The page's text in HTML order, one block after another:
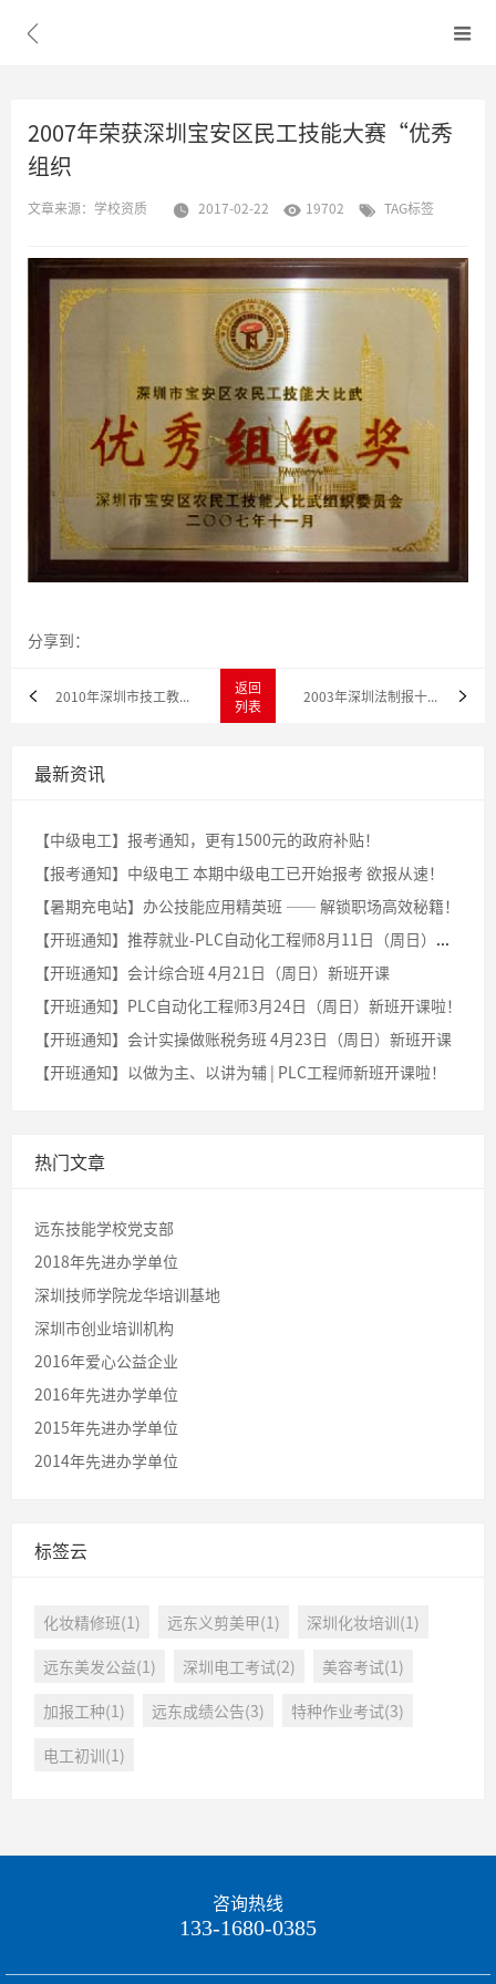
 
2007年荣获深圳宝安区民工技能大赛“优秀
组织
文章来源： 学校资质  2017-02-22  19702  TAG标签
分享到：
2010年深圳市技工教育培训系统先进单位
返回
列表
2003年深圳法制报十大知名教育品牌
最新资讯
【中级电工】报考通知，更有1500元的政府补贴！
【报考通知】中级电工 本期中级电工已开始报考 欲报从速！
【暑期充电站】办公技能应用精英班 —— 解锁职场高效秘籍！
【开班通知】推荐就业-PLC自动化工程师8月11日（周日）新班开课啦！
【开班通知】会计综合班 4月21日（周日）新班开课
【开班通知】PLC自动化工程师3月24日（周日）新班开课啦！
【开班通知】会计实操做账税务班 4月23日（周日）新班开课
【开班通知】以做为主、以讲为辅 | PLC工程师新班开课啦！
热门文章
远东技能学校党支部
2018年先进办学单位
深圳技师学院龙华培训基地
深圳市创业培训机构
2016年爱心公益企业
2016年先进办学单位
2015年先进办学单位
2014年先进办学单位
标签云
化妆精修班(1) 远东义剪美甲(1)
深圳化妆培训(1)
远东美发公益(1)
深圳电工考试(2)
美容考试(1)
加报工种(1)
远东成绩公告(3)
特种作业考试(3)
电工初训(1)
咨询热线
133-1680-0385